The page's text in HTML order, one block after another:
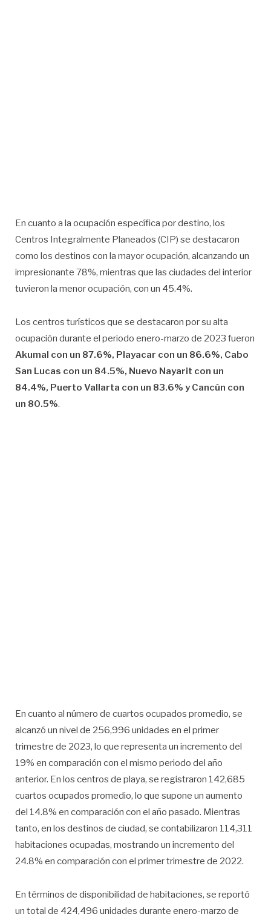
En cuanto a la ocupación específica por destino, los
Centros Integralmente Planeados (CIP) se destacaron
como los destinos con la mayor ocupación, alcanzando un
impresionante 78%, mientras que las ciudades del interior
tuvieron la menor ocupación, con un 45.4%.
Los centros turísticos que se destacaron por su alta
ocupación durante el periodo enero-marzo de 2023 fueron
Akumal con un 87.6%, Playacar con un 86.6%, Cabo
San Lucas con un 84.5%, Nuevo Nayarit con un
84.4%, Puerto Vallarta con un 83.6% y Cancún con
un 80.5%.
En cuanto al número de cuartos ocupados promedio, se
alcanzó un nivel de 256,996 unidades en el primer
trimestre de 2023, lo que representa un incremento del
19% en comparación con el mismo periodo del año
anterior. En los centros de playa, se registraron 142,685
cuartos ocupados promedio, lo que supone un aumento
del 14.8% en comparación con el año pasado. Mientras
tanto, en los destinos de ciudad, se contabilizaron 114,311
habitaciones ocupadas, mostrando un incremento del
24.8% en comparación con el primer trimestre de 2022.
En términos de disponibilidad de habitaciones, se reportó
un total de 424,496 unidades durante enero-marzo de